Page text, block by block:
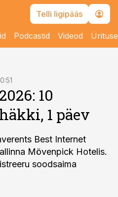
Telli ligipääs
Podcastid Videod
10
1 päev
Best Internet
Mövenpick Hotelis.
soodsaima